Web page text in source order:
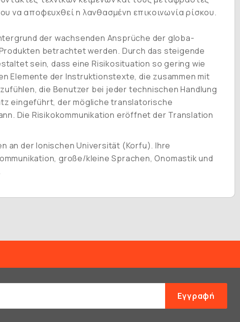
να αποφευχθεί η λανθασμένη επικοινωνία ρίσκου.
der wachsenden Ansprüche der globa­
betrachtet werden. Durch das steigende
sein, dass eine Risikosi­tuation so gering wie
Elemente der Instruktionstexte, die zusammen mit
die Benutzer bei jeder technischen Handlung
eingeführt, der mögliche translatorische
Die Risikokommunikation eröffnet der Translation
an der Ionischen Universität (Korfu). Ihre
große/kleine Sprachen, Onomastik und
Εγγραφή